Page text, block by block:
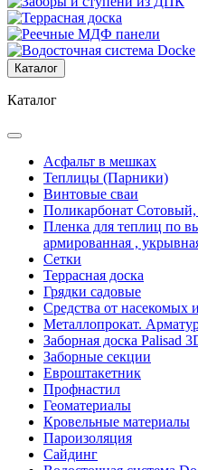
Каталог
Каталог
Асфальт в мешках
Теплицы (Парники)
Винтовые сваи
Поликарбонат
Пленка для теплиц по
армированная ,
Сетки
Террасная доска
Грядки садовые
Средства от насекомых
Металлопрокат.
Заборная доска Palisad
Заборные секции
Евроштакетник
Профнастил
Геоматериалы
Кровельные материалы
Пароизоляция
Сайдинг